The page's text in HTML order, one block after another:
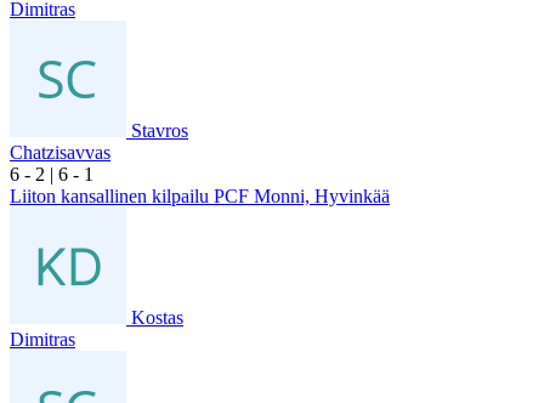
Dimitras
Stavros
Chatzisavvas
6 - 2 | 6 - 1
Liiton kansallinen kilpailu PCF Monni, Hyvinkää
Kostas
Dimitras